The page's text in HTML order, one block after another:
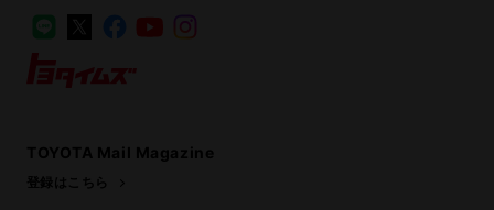
LINE
FacebookYouTube
TOYOTA Mail Magazine
登録はこちら